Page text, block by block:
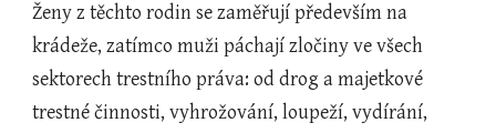
Ženy z těchto rodin se zaměřují především na
krádeže, zatímco muži páchají zločiny ve všech
sektorech trestního práva: od drog a majetkové
trestné činnosti, vyhrožování, loupeží, vydírání,